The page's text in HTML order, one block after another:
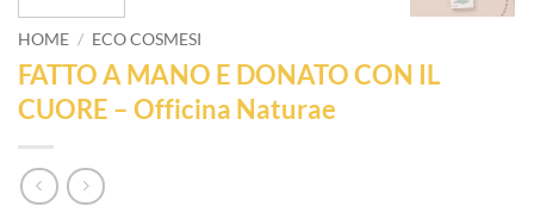
HOME / ECO COSMESI
FATTO A MANO E DONATO CON IL
CUORE – Officina Naturae